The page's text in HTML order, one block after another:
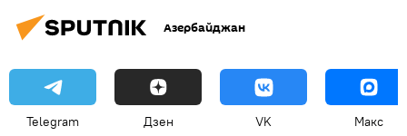
Азербайджан
Telegram Дзен VK Макс